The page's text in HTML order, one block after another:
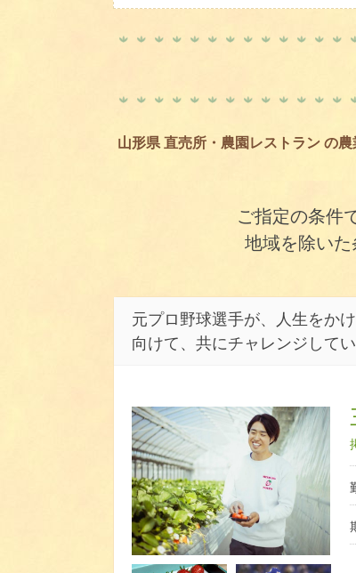
山形県 直売所・農園レストラン の農
ご指定の条件
地域を除い
元プロ野球選手が、人生をか
向けて、共にチャレンジして